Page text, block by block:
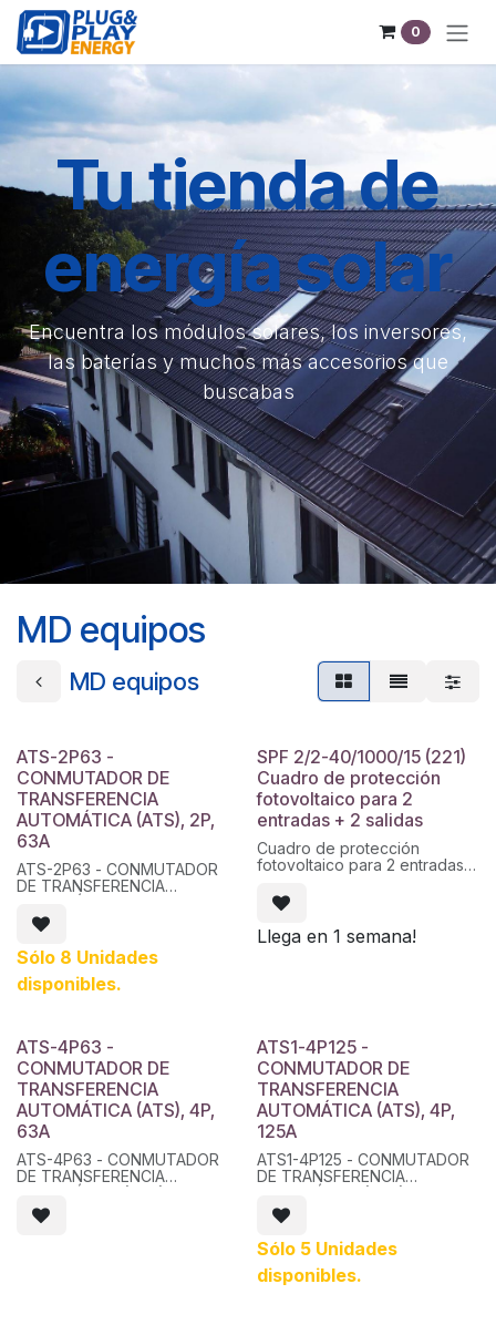
Ir al contenido
0
Tu tienda de
energía solar
Encuentra los módulos solares, los inversores,
las baterías y muchos más accesorios que
buscabas
MD equipos
MD equipos
ATS-2P63 -
CONMUTADOR DE
TRANSFERENCIA
AUTOMÁTICA (ATS), 2P,
63A
ATS-2P63 - CONMUTADOR
DE TRANSFERENCIA
Sólo 8 Unidades
disponibles.
SPF 2/2-40/1000/15 (221)
Cuadro de protección
fotovoltaico para 2
entradas + 2 salidas
Cuadro de protección
fotovoltaico para 2 entradas +
entrada, con fusible y base
de fusible. Envolvente de 12
módulos en ABS. Conectores
MC4.
Llega en 1 semana!
ATS-4P63 -
CONMUTADOR DE
TRANSFERENCIA
AUTOMÁTICA (ATS), 4P,
63A
ATS-4P63 - CONMUTADOR
DE TRANSFERENCIA
AUTOMÁTICA (ATS), 4P, 63A
ATS1-4P125 -
CONMUTADOR DE
TRANSFERENCIA
AUTOMÁTICA (ATS), 4P,
125A
ATS1-4P125 - CONMUTADOR
DE TRANSFERENCIA
AUTOMÁTICA (ATS), 4P, 125A
Sólo 5 Unidades
disponibles.